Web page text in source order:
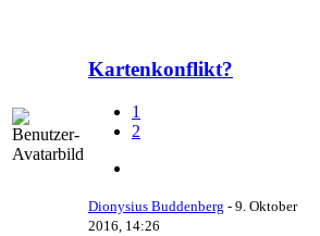
Kartenkonflikt?
1
2
Dionysius Buddenberg - 9. Oktober
2016, 14:26